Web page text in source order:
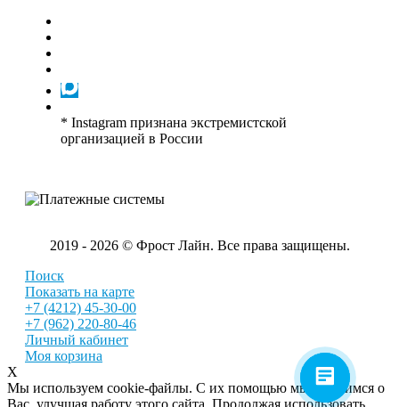
* Instagram признана экстремистской
организацией в России
2019 - 2026 © Фрост Лайн. Все права защищены.
Поиск
Показать на карте
+7 (4212) 45-30-00
+7 (962) 220-80-46
Личный кабинет
Моя корзина
X
Мы используем cookie-файлы. С их помощью мы заботимся о